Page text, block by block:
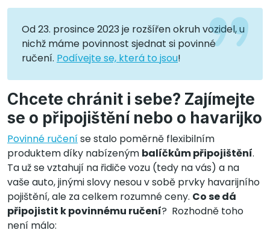
Od 23. prosince 2023 je rozšířen okruh vozidel, u
nichž máme povinnost sjednat si povinné
ručení. Podívejte se, která to jsou!
Chcete chránit i sebe? Zajímejte
se o připojištění nebo o havarijko
Povinné ručeníse stalo poměrně flexibilním
produktem díky nabízeným balíčkům připojištění.
Ta už se vztahují na řidiče vozu (tedy na vás) a na
vaše auto, jinými slovy nesou v sobě prvky havarijního
pojištění, ale za celkem rozumné ceny. Co se dá
připojistit k povinnému ručení? Rozhodně toho
není málo: